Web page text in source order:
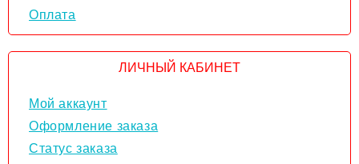
Оплата
ЛИЧНЫЙ КАБИНЕТ
Мой аккаунт
Оформление заказа
Статус заказа